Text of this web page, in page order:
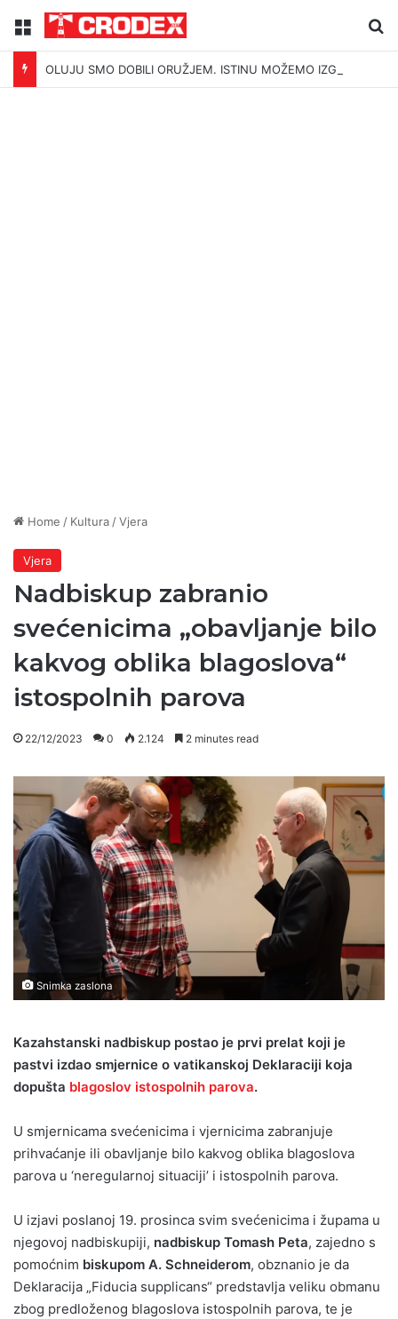
Menu
Home / Kultura /Vjera
Vjera
Nadbiskup zabranio
svećenicima „obavljanje bilo
kakvog oblika blagoslova“
istospolnih parova
22/12/2023 0 2.124 2 minutes read
Snimka zaslona
Kazahstanski nadbiskup postao je prvi prelat koji je
pastvi izdao smjernice o vatikanskoj Deklaraciji koja
dopušta blagoslov istospolnih parova.
U smjernicama svećenicima i vjernicima zabranjuje
prihvaćanje ili obavljanje bilo kakvog oblika blagoslova
parova u ‘neregularnoj situaciji’ i istospolnih parova.
U izjavi poslanoj 19. prosinca svim svećenicima i župama u
njegovoj nadbiskupiji, nadbiskup Tomash Peta, zajedno s
pomoćnim biskupom A. Schneiderom, obznanio je da
Deklaracija „Fiducia supplicans“ predstavlja veliku obmanu
zbog predloženog blagoslova istospolnih parova, te je